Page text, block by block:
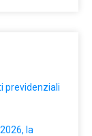
previdenziali
la